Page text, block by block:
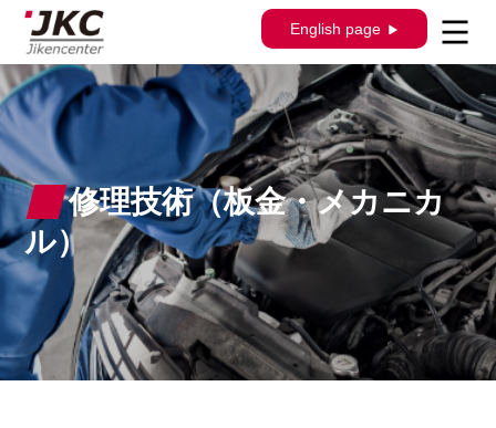
English page
修理技術（板金・メカニカ
ル）